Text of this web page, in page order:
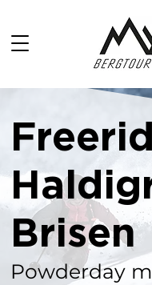
Brisen
Powderday